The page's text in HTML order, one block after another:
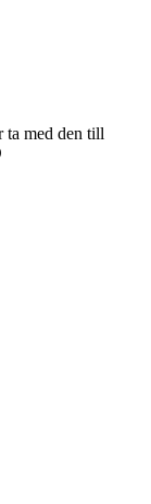
ta med den till